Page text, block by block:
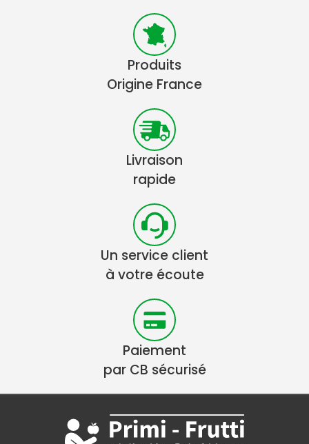
Produits
Origine France
Livraison
rapide
Un service client
à votre écoute
Paiement
par CB sécurisé